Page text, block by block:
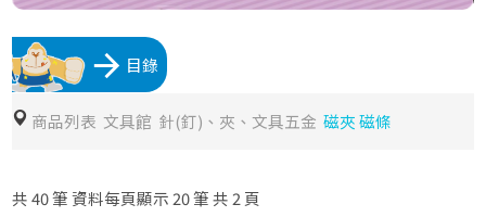
arrow_forward 目錄
商品列表 文具館 針(釘)、夾、文具五金 磁夾 磁條
共 40筆 資料每頁顯示 20筆 共 2頁